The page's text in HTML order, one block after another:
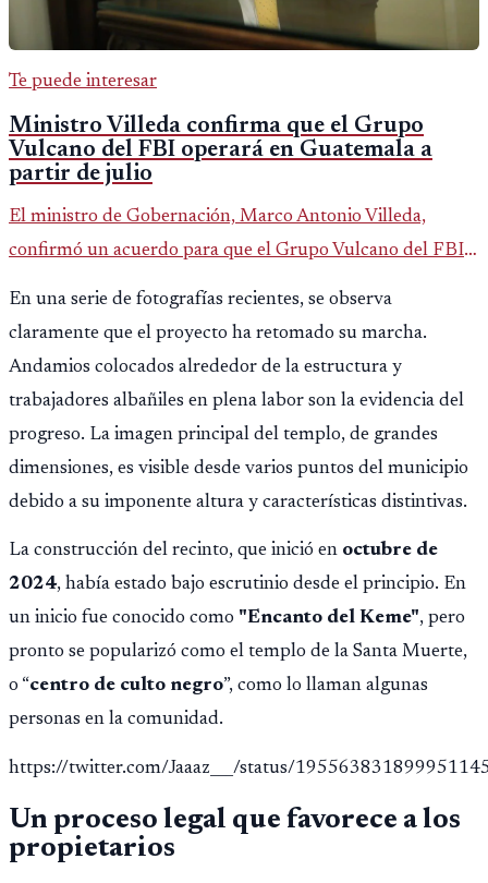
Te puede interesar
Ministro Villeda confirma que el Grupo
Vulcano del FBI operará en Guatemala a
partir de julio
El ministro de Gobernación, Marco Antonio Villeda,
confirmó un acuerdo para que el Grupo Vulcano del FBI
En una serie de fotografías recientes, se observa
claramente que el proyecto ha retomado su marcha.
Andamios colocados alrededor de la estructura y
trabajadores albañiles en plena labor son la evidencia del
progreso. La imagen principal del templo, de grandes
dimensiones, es visible desde varios puntos del municipio
debido a su imponente altura y características distintivas.
La construcción del recinto, que inició en octubre de
2024, había estado bajo escrutinio desde el principio. En
un inicio fue conocido como "Encanto del Keme", pero
pronto se popularizó como el templo de la Santa Muerte,
o “centro de culto negro”, como lo llaman algunas
personas en la comunidad.
https://twitter.com/Jaaaz___/status/
Un proceso legal que favorece a los
propietarios